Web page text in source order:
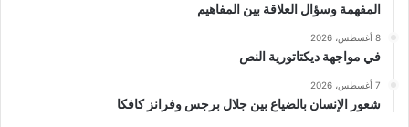
المفهمة وسؤال العلاقة بين المفاهيم
8 أغسطس، 2026
في مواجهة ديكتاتورية النص
7 أغسطس، 2026
شعور الإنسان بالضياع بين جلال برجس وفرانز كافكا